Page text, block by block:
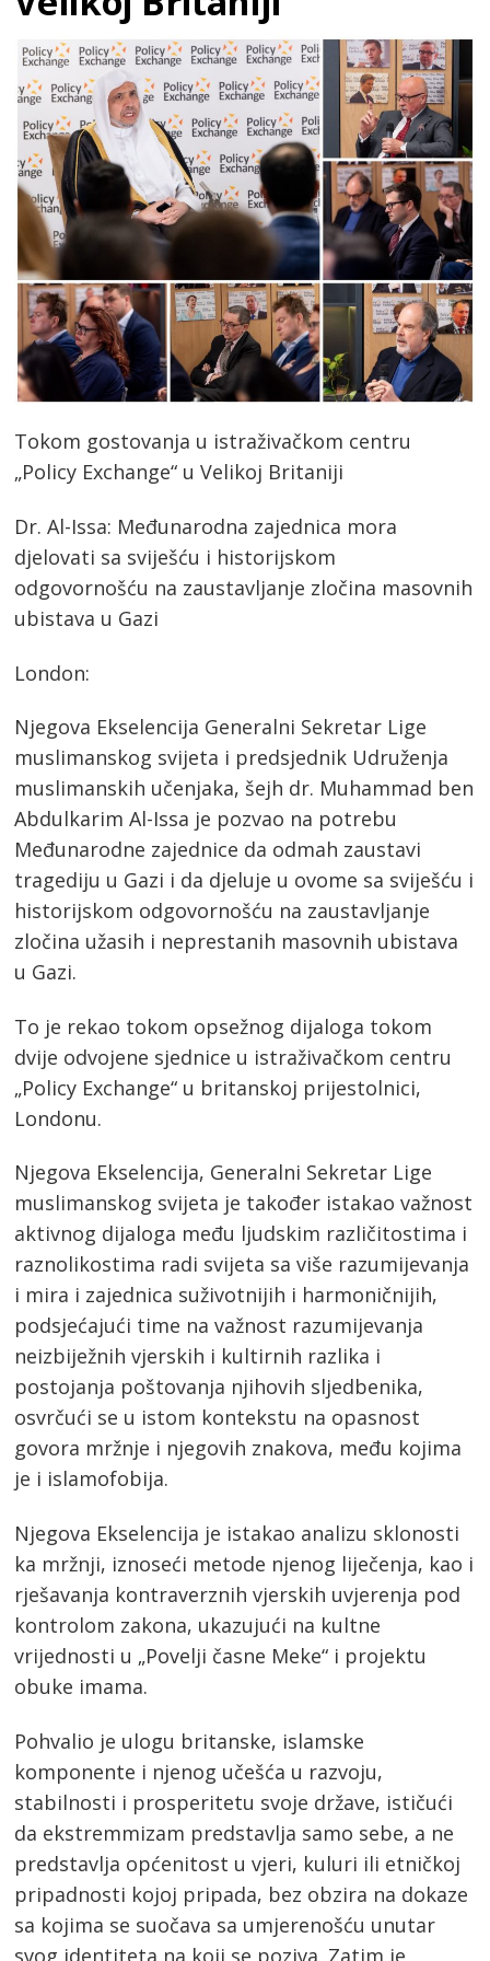
Tokom gostovanja u istraživačkom centru
„Policy Exchange“ u Velikoj Britaniji
Dr. Al-Issa: Međunarodna zajednica mora
djelovati sa sviješću i historijskom
odgovornošću na zaustavljanje zločina masovnih
ubistava u Gazi
London:
Njegova Ekselencija Generalni Sekretar Lige
muslimanskog svijeta i predsjednik Udruženja
muslimanskih učenjaka, šejh dr. Muhammad ben
Abdulkarim Al-Issa je pozvao na potrebu
Međunarodne zajednice da odmah zaustavi
tragediju u Gazi i da djeluje u ovome sa sviješću i
historijskom odgovornošću na zaustavljanje
zločina užasih i neprestanih masovnih ubistava
u Gazi.
To je rekao tokom opsežnog dijaloga tokom
dvije odvojene sjednice u istraživačkom centru
„Policy Exchange“ u britanskoj prijestolnici,
Londonu.
Njegova Ekselencija, Generalni Sekretar Lige
muslimanskog svijeta je također istakao važnost
aktivnog dijaloga među ljudskim različitostima i
raznolikostima radi svijeta sa više razumijevanja
i mira i zajednica suživotnijih i harmoničnijih,
podsjećajući time na važnost razumijevanja
neizbiježnih vjerskih i kultirnih razlika i
postojanja poštovanja njihovih sljedbenika,
osvrčući se u istom kontekstu na opasnost
govora mržnje i njegovih znakova, među kojima
je i islamofobija.
Njegova Ekselencija je istakao analizu sklonosti
ka mržnji, iznoseći metode njenog liječenja, kao i
rješavanja kontraverznih vjerskih uvjerenja pod
kontrolom zakona, ukazujući na kultne
vrijednosti u „Povelji časne Meke“ i projektu
obuke imama.
Pohvalio je ulogu britanske, islamske
komponente i njenog učešća u razvoju,
stabilnosti i prosperitetu svoje države, ističući
da ekstremmizam predstavlja samo sebe, a ne
predstavlja općenitost u vjeri, kuluri ili etničkoj
pripadnosti kojoj pripada, bez obzira na dokaze
sa kojima se suočava sa umjerenošću unutar
svog identiteta na koji se poziva. Zatim je